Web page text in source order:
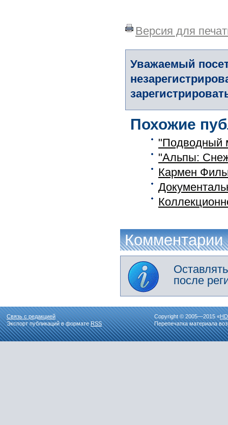
Версия для
Уважаемый
Похожие
"Подводный
"Альпы:
Кармен
Комментарии
после
Связь с редакцией
Экспорт публикаций в форматеRSS
Copyright © 2005—2015 «
Перепечатка материала